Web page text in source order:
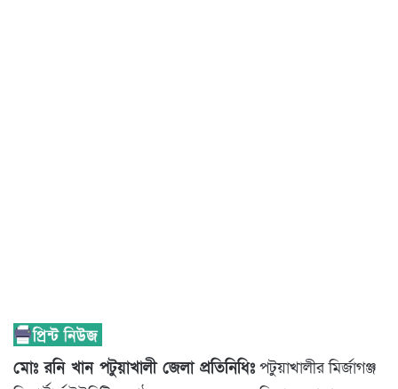
মোঃ রনি খান পটুয়াখালী জেলা প্রতিনিধিঃ পটুয়াখালীর মির্জাগঞ্জ